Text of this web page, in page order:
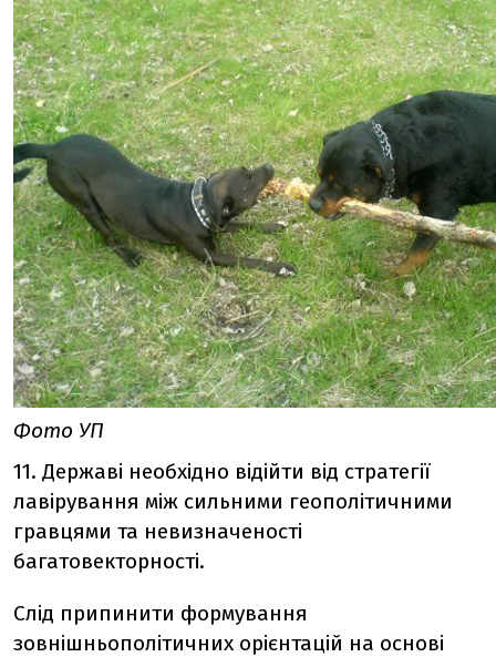
Фото УП
11. Державі необхідно відійти від стратегії
лавірування між сильними геополітичними
гравцями та невизначеності
багатовекторності.
Слід припинити формування
зовнішньополітичних орієнтацій на основі